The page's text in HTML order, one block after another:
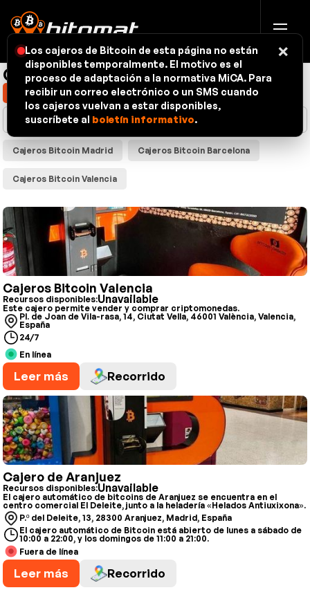
Cajeros automáticos - mapa
Mostrar mi ubicación
Cajeros Bitcoin Madrid Cajeros Bitcoin Barcelona
Cajeros Bitcoin Valencia
Cajeros Bitcoin Valencia
Recursos disponibles:Unavailable
Este cajero permite vender y comprar criptomonedas.
Pl. de Joan de Vila-rasa, 14, Ciutat Vella, 46001 València, Valencia,
España
24/7
En línea
Leer más Recorrido
Cajero de Aranjuez
Recursos disponibles:Unavailable
El cajero automático de bitcoins de Aranjuez se encuentra en el
centro comercial El Deleite, junto a la heladería «Helados Antiuxixona».
P.º del Deleite, 13, 28300 Aranjuez, Madrid, España
El cajero automático de Bitcoin está abierto de lunes a sábado de
10:00 a 22:00, y los domingos de 11:00 a 21:00.
Fuera de línea
Leer más Recorrido
Los cajeros de Bitcoin de esta página no están
disponibles temporalmente. El motivo es el
proceso de adaptación a la normativa MiCA. Para
recibir un correo electrónico o un SMS cuando
los cajeros vuelvan a estar disponibles,
suscríbete al boletín informativo.
×